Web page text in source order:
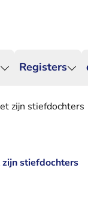
Registers
zijn stiefdochters
stiefdochters